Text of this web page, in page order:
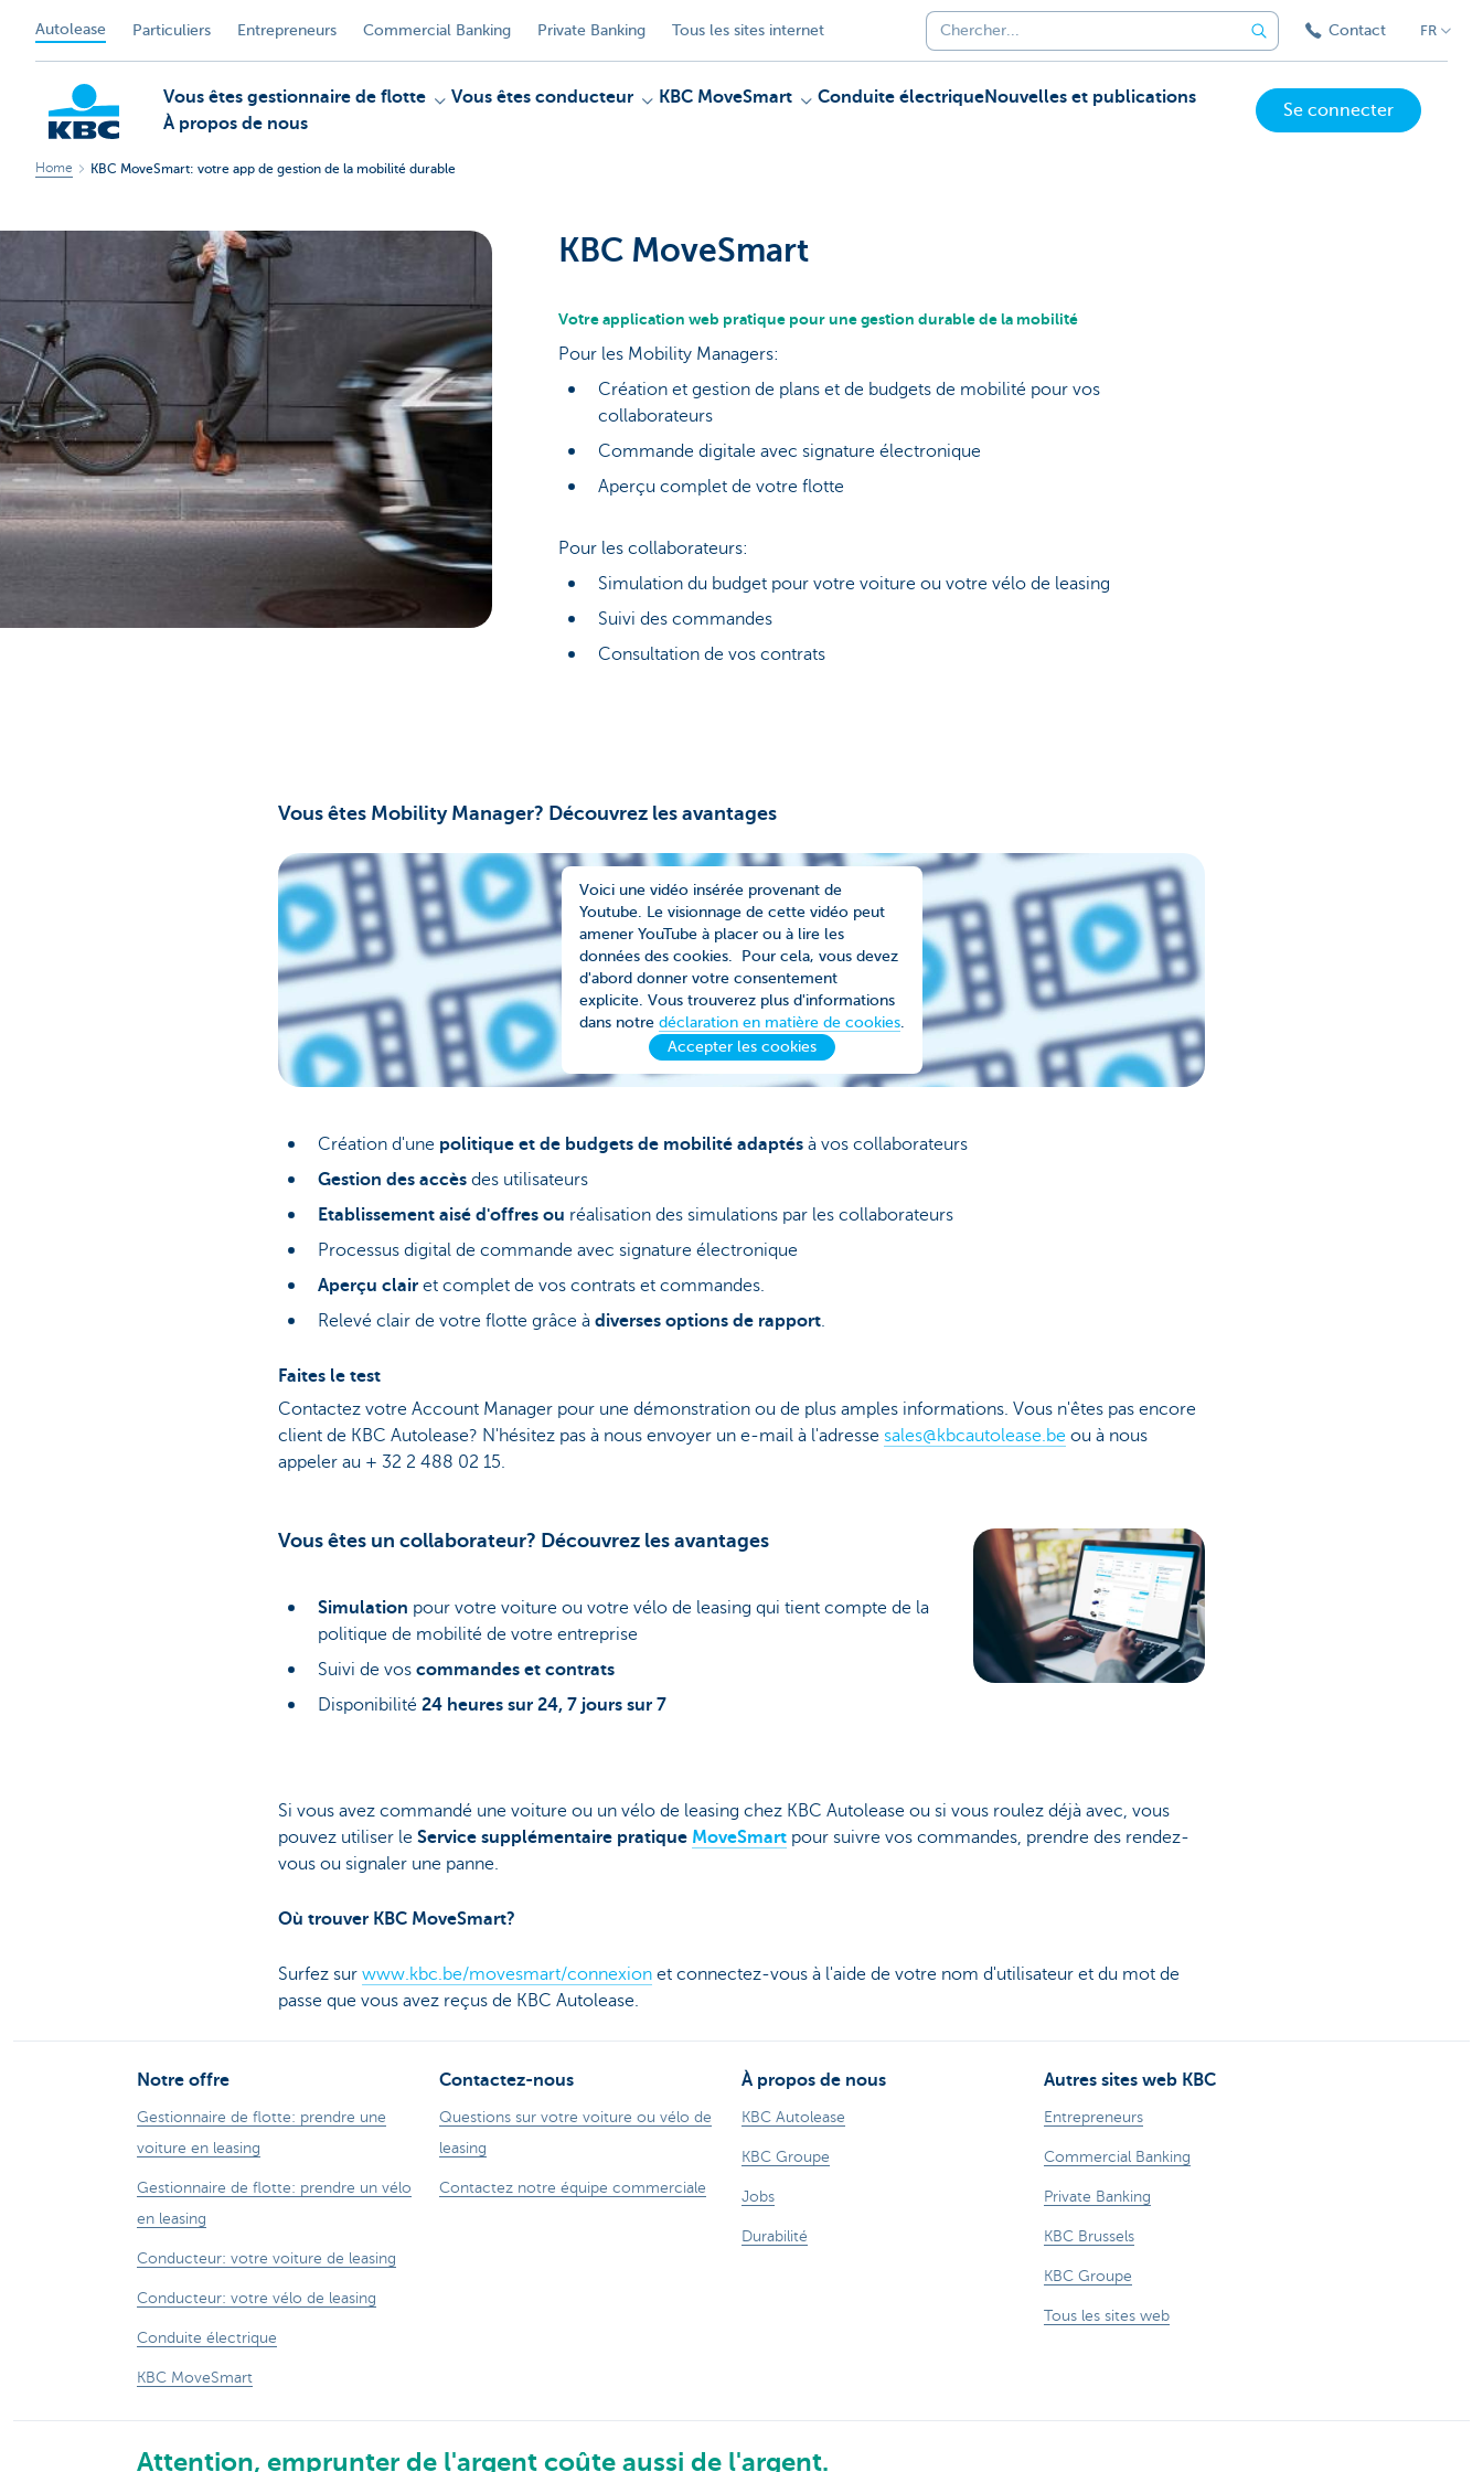
Autolease Particuliers Entrepreneurs Commercial Banking Private Banking Tous les sites internet Contact FR
KBC
Corporate
Vous êtes gestionnaire de flotte Vous êtes conducteur KBC MoveSmart Conduite électriqueNouvelles et publications
À propos de nous
Se connecter
Home KBC MoveSmart: votre app de gestion de la mobilité durable
KBC MoveSmart
Votre application web pratique pour une gestion durable de la mobilité
Pour les Mobility Managers:
Création et gestion de plans et de budgets de mobilité pour vos
collaborateurs
Commande digitale avec signature électronique
Aperçu complet de votre flotte
Pour les collaborateurs:
Simulation du budget pour votre voiture ou votre vélo de leasing
Suivi des commandes
Consultation de vos contrats
Vous êtes Mobility Manager? Découvrez les avantages
Voici une vidéo insérée provenant de
Youtube. Le visionnage de cette vidéo peut
amener YouTube à placer ou à lire les
données des cookies. Pour cela, vous devez
d'abord donner votre consentement
explicite. Vous trouverez plus d'informations
dans notre déclaration en matière de cookies.
Accepter les cookies
Création d'une politique et de budgets de mobilité adaptés à vos collaborateurs
Gestion des accès des utilisateurs
Etablissement aisé d'offres ou réalisation des simulations par les collaborateurs
Processus digital de commande avec signature électronique
Aperçu clair et complet de vos contrats et commandes.
Relevé clair de votre flotte grâce à diverses options de rapport
Faites le test
Contactez votre Account Manager pour une démonstration ou de plus amples informations. Vous n'êtes pas encore
client de KBC Autolease? N'hésitez pas à nous envoyer un e-mail à l'adresse sales@kbcautolease.be ou à nous
appeler au + 32 2 488 02 15.
Vous êtes un collaborateur? Découvrez les avantages
Simulation pour votre voiture ou votre vélo de leasing qui tient compte de la
politique de mobilité de votre entreprise
Suivi de vos commandes et contrats
Disponibilité 24 heures sur 24, 7 jours sur 7
Si vous avez commandé une voiture ou un vélo de leasing chez KBC Autolease ou si vous roulez déjà avec, vous
pouvez utiliser le Service supplémentaire pratique MoveSmart pour suivre vos commandes, prendre des rendez-
vous ou signaler une panne.
Où trouver KBC MoveSmart?
Surfez sur www.kbc.be/movesmart/connexion et connectez-vous à l'aide de votre nom d'utilisateur et du mot de
passe que vous avez reçus de KBC Autolease.
Notre offre
Gestionnaire de flotte: prendre une
voiture en leasing
Gestionnaire de flotte: prendre un vélo
en leasing
Conducteur: votre voiture de leasing
Conducteur: votre vélo de leasing
Conduite électrique
KBC MoveSmart
Contactez-nous
Questions sur votre voiture ou vélo de
leasing
Contactez notre équipe commerciale
À propos de nous
KBC Autolease
KBC Groupe
Jobs
Durabilité
Autres sites web KBC
Entrepreneurs
Commercial Banking
Private Banking
KBC Brussels
KBC Groupe
Tous les sites web
Attention, emprunter de l'argent coûte aussi de l'argent.